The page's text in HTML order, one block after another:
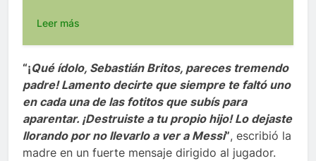
Leer más
“¡Qué ídolo, Sebastián Britos, pareces tremendo
padre! Lamento decirte que siempre te faltó uno
en cada una de las fotitos que subís para
aparentar. ¡Destruiste a tu propio hijo! Lo dejaste
llorando por no llevarlo a ver a Messi”, escribió la
madre en un fuerte mensaje dirigido al jugador.